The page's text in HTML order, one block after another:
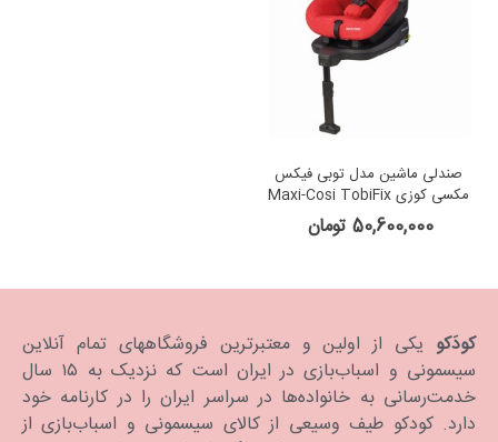
صندلی ماشین مدل توبی فیکس
مکسی کوزی Maxi-Cosi TobiFix
Nomad Red
50,600,000 تومان
کودَکو یکی از اولین و معتبرترین فروشگاههای تمام آنلاین
سیسمونی و اسباب‌بازی در ایران است که نزدیک به ۱۵ سال
خدمت‌رسانی به خانواده‌ها در سراسر ایران را در کارنامه خود
دارد. كودكو طیف وسیعی از کالای سیسمونی و اسباب‌بازی از